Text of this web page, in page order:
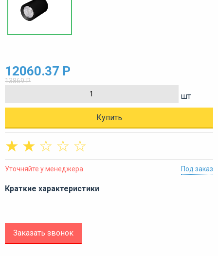
12060.37 Р
13869 Р
шт
Купить
☆
☆
☆
☆
☆
Уточняйте у менеджера Под заказ
Краткие характеристики
Заказать звонок